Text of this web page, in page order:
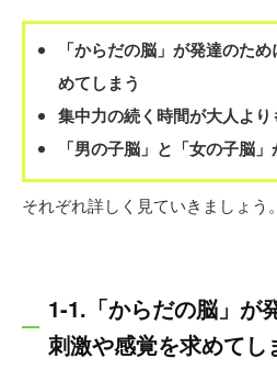
「からだの脳」が発達のた
めてしまう
集中力の続く時間が大人より
「男の子脳」と「女の子脳
それぞれ詳しく見ていきましょう。
1-1.「からだの脳」が
刺激や感覚を求めてし